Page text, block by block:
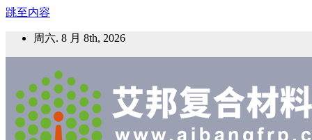
跳至内容
周六. 8 月 8th, 2026